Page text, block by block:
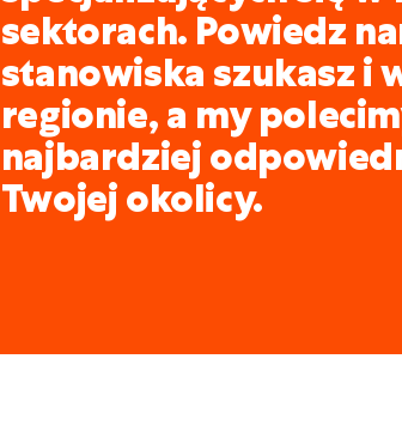
sektorach. Powiedz
stanowiska szukasz i
regionie, a my
najbardziej
Twojej okolicy.